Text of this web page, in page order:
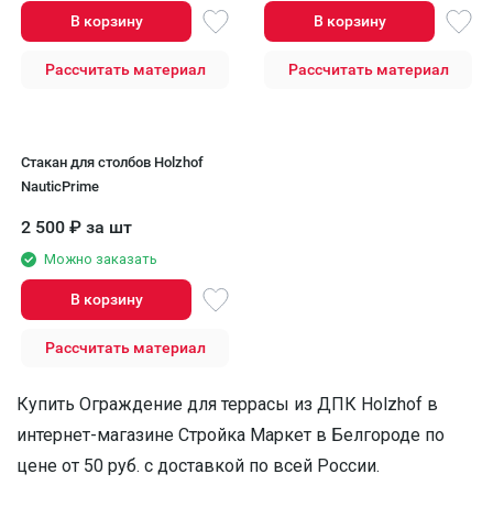
В корзину
Рассчитать материал
В корзину
Рассчитать материал
Стакан для столбов Holzhof
NauticPrime
2 500 ₽ за шт
Можно заказать
В корзину
Рассчитать материал
Купить Ограждение для террасы из ДПК Holzhof в
интернет-магазине Стройка Маркет в Белгороде по
цене от 50 руб. с доставкой по всей России.